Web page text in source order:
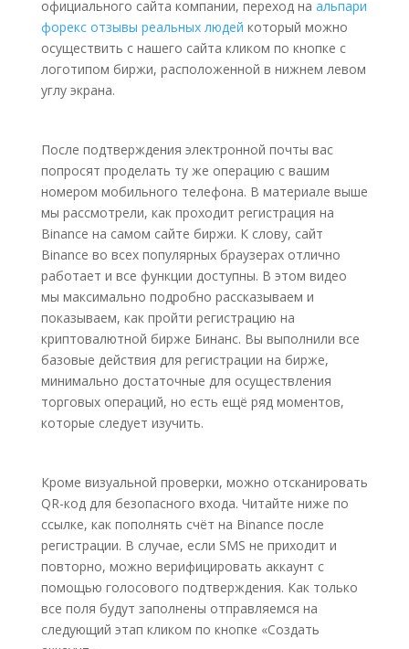
официального сайта компании, переход на альпари
форекс отзывы реальных людей который можно
осуществить с нашего сайта кликом по кнопке с
логотипом биржи, расположенной в нижнем левом
углу экрана.
После подтверждения электронной почты вас
попросят проделать ту же операцию с вашим
номером мобильного телефона. В материале выше
мы рассмотрели, как проходит регистрация на
Binance на самом сайте биржи. К слову, сайт
Binance во всех популярных браузерах отлично
работает и все функции доступны. В этом видео
мы максимально подробно рассказываем и
показываем, как пройти регистрацию на
криптовалютной бирже Бинанс. Вы выполнили все
базовые действия для регистрации на бирже,
минимально достаточные для осуществления
торговых операций, но есть ещё ряд моментов,
которые следует изучить.
Кроме визуальной проверки, можно отсканировать
QR-код для безопасного входа. Читайте ниже по
ссылке, как пополнять счёт на Binance после
регистрации. В случае, если SMS не приходит и
повторно, можно верифицировать аккаунт с
помощью голосового подтверждения. Как только
все поля будут заполнены отправляемся на
следующий этап кликом по кнопке «Создать